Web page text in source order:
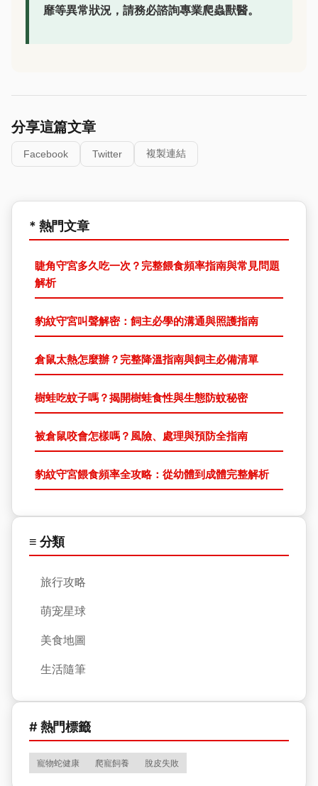
靡等異常狀況，請務必諮詢專業爬蟲獸醫。
分享這篇文章
Facebook Twitter 複製連結
* 熱門文章
睫角守宮多久吃一次？完整餵食頻率指南與常見問題
解析
豹紋守宮叫聲解密：飼主必學的溝通與照護指南
倉鼠太熱怎麼辦？完整降溫指南與飼主必備清單
樹蛙吃蚊子嗎？揭開樹蛙食性與生態防蚊秘密
被倉鼠咬會怎樣嗎？風險、處理與預防全指南
豹紋守宮餵食頻率全攻略：從幼體到成體完整解析
≡ 分類
旅行攻略
萌宠星球
美食地圖
生活隨筆
# 熱門標籤
寵物蛇健康 爬寵飼養 脫皮失敗